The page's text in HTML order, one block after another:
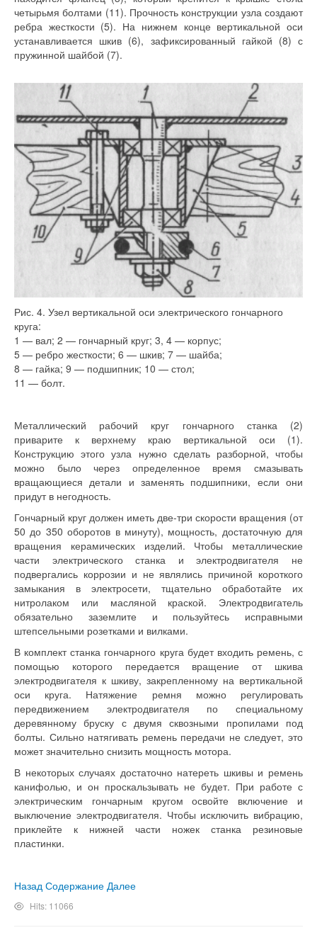
четырьмя болтами (11). Прочность конструкции узла создают
ребра жесткости (5). На нижнем конце вертикальной оси
устанавливается шкив (6), зафиксированный гайкой (8) с
пружинной шайбой (7).
Рис. 4. Узел вертикальной оси электрического гончарного
круга:
1 — вал; 2 — гончарный круг; 3, 4 — корпус;
5 — ребро жесткости; 6 — шкив; 7 — шайба;
8 — гайка; 9 — подшипник; 10 — стол;
11 — болт.
Металлический рабочий круг гончарного станка (2)
приварите к верхнему краю вертикальной оси (1).
Конструкцию этого узла нужно сделать разборной, чтобы
можно было через определенное время смазывать
вращающиеся детали и заменять подшипники, если они
придут в негодность.
Гончарный круг должен иметь две-три скорости вращения (от
50 до 350 оборотов в минуту), мощность, достаточную для
вращения керамических изделий. Чтобы металлические
части электрического станка и электродвигателя не
подвергались коррозии и не являлись причиной короткого
замыкания в электросети, тщательно обработайте их
нитролаком или масляной краской. Электродвигатель
обязательно заземлите и пользуйтесь исправными
штепсельными розетками и вилками.
В комплект станка гончарного круга будет входить ремень, с
помощью которого передается вращение от шкива
электродвигателя к шкиву, закрепленному на вертикальной
оси круга. Натяжение ремня можно регулировать
передвижением электродвигателя по специальному
деревянному бруску с двумя сквозными пропилами под
болты. Сильно натягивать ремень передачи не следует, это
может значительно снизить мощность мотора.
В некоторых случаях достаточно натереть шкивы и ремень
канифолью, и он проскальзывать не будет. При работе с
электрическим гончарным кругом освойте включение и
выключение электродвигателя. Чтобы исключить вибрацию,
приклейте к нижней части ножек станка резиновые
пластинки.
Назад Содержание Далее
Hits: 11066